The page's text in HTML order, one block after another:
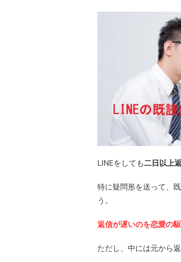
LINEをしても二日以上
特に疑問形を送って、
う。
返信が遅いのを恋愛の
ただし、中には元から